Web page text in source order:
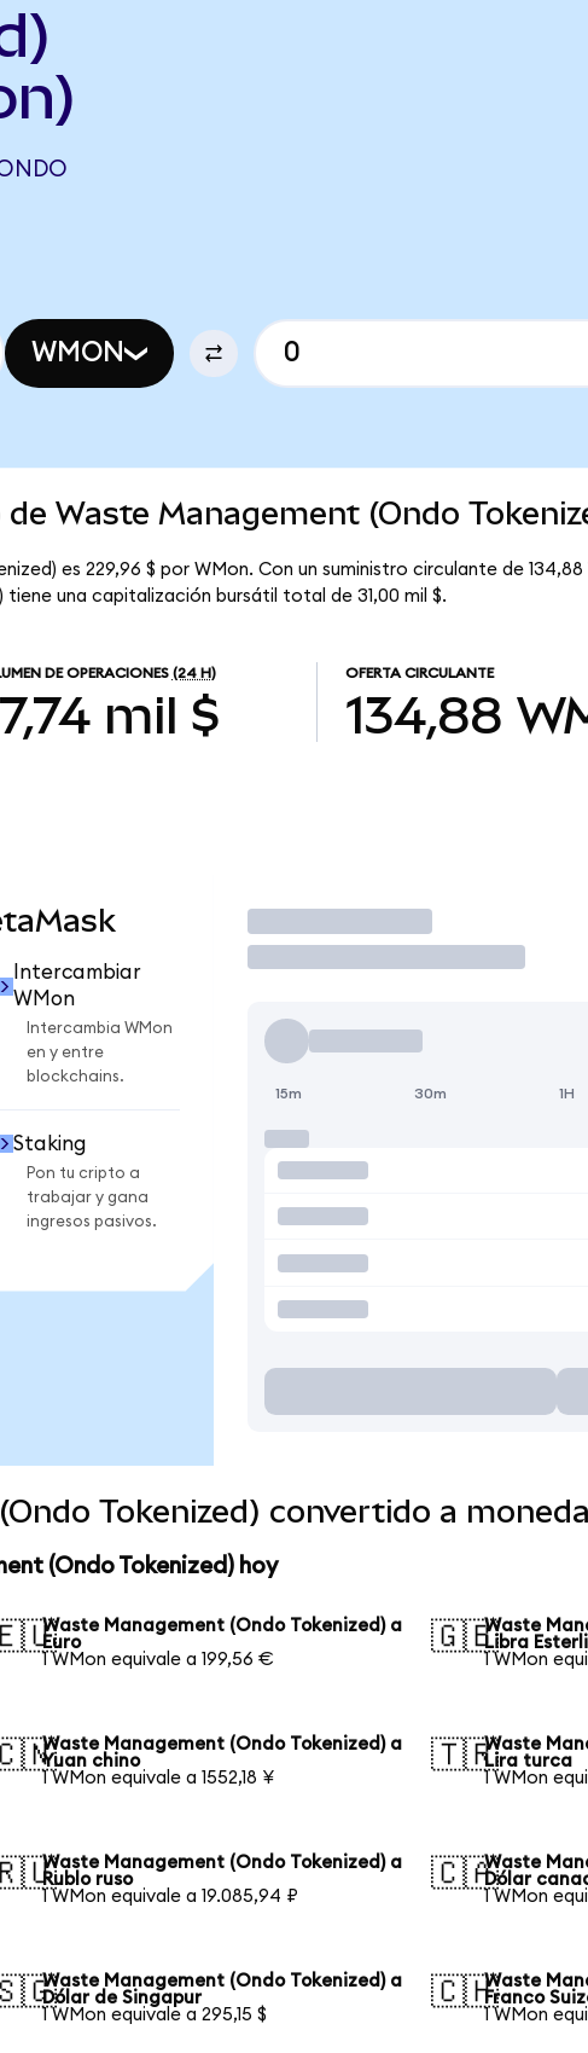
WMON
Waste Management (Ondo
es 229,96 $ por WMon. Con un suministro circulante de 134,88
una capitalización bursátil total de 31,00 mil $.
DE OPERACIONES (24 H)
mil $
OFERTA CIRCULANTE
134,88
Intercambiar
WMon
Intercambia WMon
en y entre
blockchains.
Staking
Pon tu cripto a
trabajar y gana
ingresos pasivos.
Operar
15m 30m 1H
Tokenized) convertido a
(Ondo Tokenized) hoy
Waste Management (Ondo Tokenized) a
Euro
1 WMon equivale a 199,56 €
🇬🇧Waste
Libra
1 WMon
Waste Management (Ondo Tokenized) a
Yuan chino
1 WMon equivale a 1552,18 ¥
🇹🇷Waste
Lira turca
1 WMon
Waste Management (Ondo Tokenized) a
Rublo ruso
1 WMon equivale a 19.085,94 ₽
🇨🇦Waste
Dólar
1 WMon
Waste Management (Ondo Tokenized) a
Dólar de Singapur
1 WMon equivale a 295,15 $
🇨🇭Waste
Franco
1 WMon